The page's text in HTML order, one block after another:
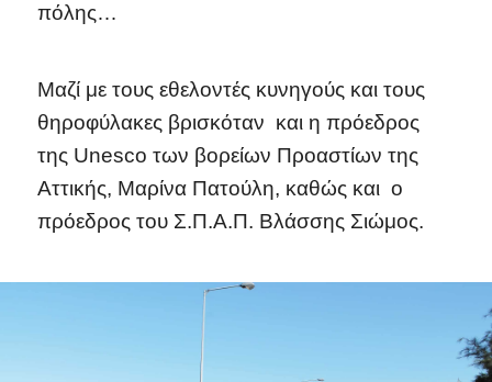
πόλης…
Μαζί με τους εθελοντές κυνηγούς και τους
θηροφύλακες βρισκόταν και η πρόεδρος
της Unesco των βορείων Προαστίων της
Αττικής, Μαρίνα Πατούλη, καθώς και ο
πρόεδρος του Σ.Π.Α.Π. Βλάσσης Σιώμος.